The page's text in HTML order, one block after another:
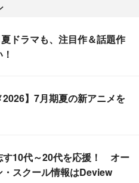
ドラマも、注目作＆話題作
2026】7月期夏の新アニメを
す10代～20代を応援！ オー
・スクール情報はDeview